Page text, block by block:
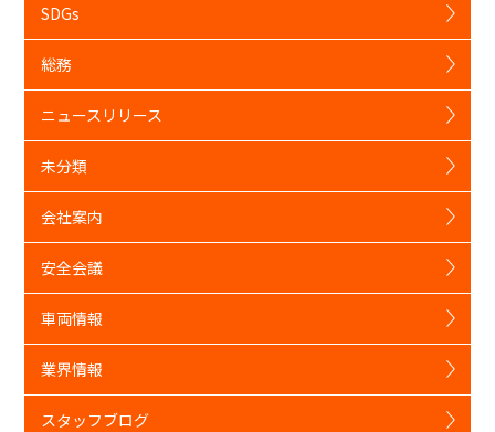
SDGs
総務
ニュースリリース
未分類
会社案内
安全会議
車両情報
業界情報
スタッフブログ